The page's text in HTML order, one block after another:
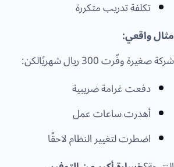
تكلفة تدريب متكررة
مثال واقعي:
شركة صغيرة وفّرت 300 ريال شهريًالكن:
دفعت غرامة ضريبية
أهدرت ساعات عمل
اضطرت لتغيير النظام لاحقًا